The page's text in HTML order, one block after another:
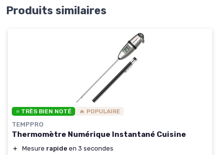
Produits similaires
⭐ TRÈS BIEN NOTÉ 🔥 POPULAIRE
TEMPPRO
Thermomètre Numérique Instantané Cuisine
＋ Mesure rapide en 3 secondes